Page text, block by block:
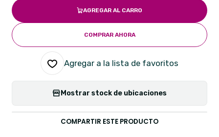
AGREGAR AL CARRO
COMPRAR AHORA
Agregar a la lista de favoritos
Mostrar stock de ubicaciones
COMPARTIR ESTE PRODUCTO